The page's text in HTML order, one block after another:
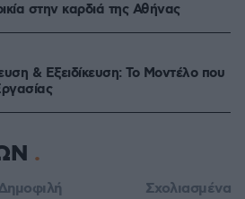
στην καρδιά της Αθήνας
& Εξειδίκευση: Το Mοντέλο που
Σχολιασμένα